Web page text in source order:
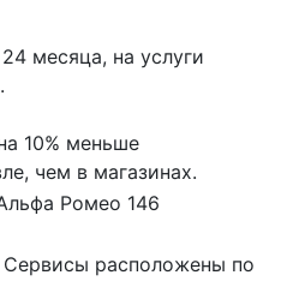
месяца, на услуги
10% меньше
чем в магазинах.
Сервисы расположены по